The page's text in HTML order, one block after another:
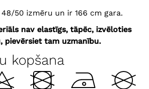
50 izmēru un ir 166 cm gara.
nav elastīgs, tāpēc, izvēloties
pievērsiet tam uzmanību.
kopšana